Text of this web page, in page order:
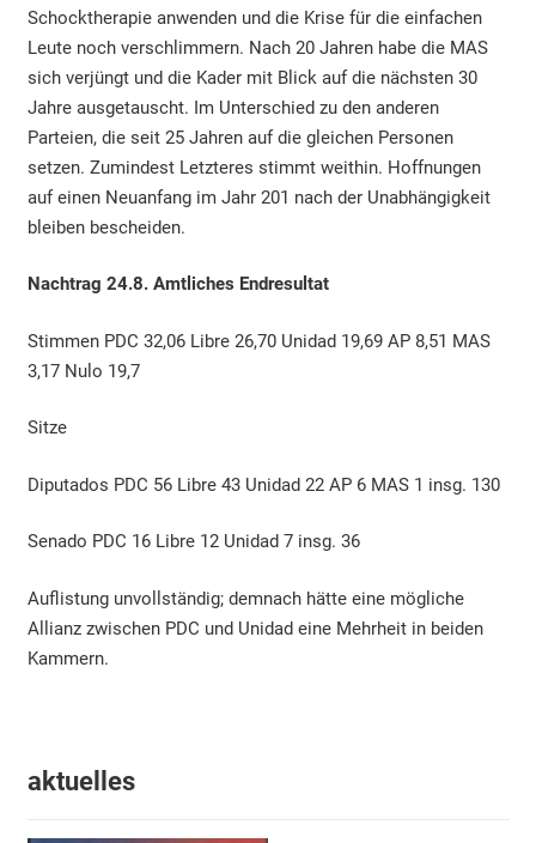
Schocktherapie anwenden und die Krise für die einfachen
Leute noch verschlimmern. Nach 20 Jahren habe die MAS
sich verjüngt und die Kader mit Blick auf die nächsten 30
Jahre ausgetauscht. Im Unterschied zu den anderen
Parteien, die seit 25 Jahren auf die gleichen Personen
setzen. Zumindest Letzteres stimmt weithin. Hoffnungen
auf einen Neuanfang im Jahr 201 nach der Unabhängigkeit
bleiben bescheiden.
Nachtrag 24.8. Amtliches Endresultat
Stimmen PDC 32,06 Libre 26,70 Unidad 19,69 AP 8,51 MAS
3,17 Nulo 19,7
Sitze
Diputados PDC 56 Libre 43 Unidad 22 AP 6 MAS 1 insg. 130
Senado PDC 16 Libre 12 Unidad 7 insg. 36
Auflistung unvollständig; demnach hätte eine mögliche
Allianz zwischen PDC und Unidad eine Mehrheit in beiden
Kammern.
aktuelles